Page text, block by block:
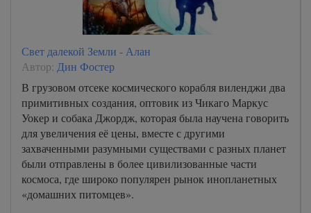
Свет далекой Земли - Алан
Автор: Дин Фостер
В грузовом отсеке космического корабля виленджи два
примитивных создания, оптовик из Чикаго Маркус
Уокер и собака Джордж, которая была научена говорить
для увеличения её цены, вместе с другими
захваченными разумными существами с разных планет
были отправлены в более цивилизованные части
космоса, где широко популярен рынок инопланетных
«домашних питомцев».